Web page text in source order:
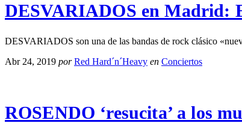
DESVARIADOS en Madrid:
DESVARIADOS son una de las bandas de rock clásico
Abr 24, 2019 por Red Hard´n´Heavy en Conciertos
ROSENDO ‘resucita’ a los